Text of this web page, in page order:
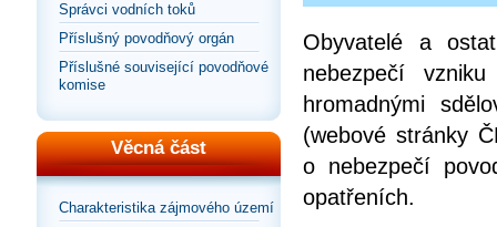
Správci vodních toků
Příslušný povodňový orgán
Příslušné související povodňové
komise
Věcná část
Charakteristika zájmového území
Obyvatelé a
nebezpečí
hromadnými
(webové stránky
o nebezpečí
opatřeních.